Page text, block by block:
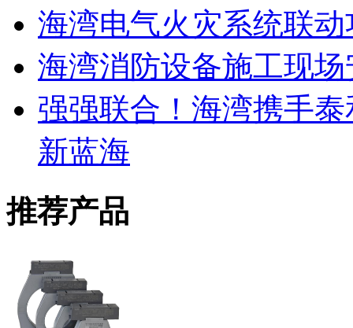
海湾电气火灾系统联
海湾消防设备施工现
强强联合！海湾携手
新蓝海
推荐产品